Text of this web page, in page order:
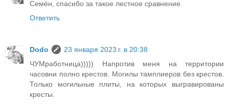
Семён, спасибо за такое лестное сравнение.
Ответить
Dodo
23 января 2023 г. в 20:38
ЧУМработница))))) Напротив меня на территории
часовни полно крестов. Могилы тамплиеров без крестов.
Только могильные плиты, на которых выгравированы
кресты.